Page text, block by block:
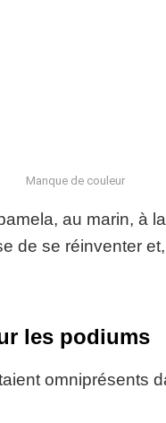
Manque de couleur
au marin, à
de se réinventer
les podiums
omniprésents